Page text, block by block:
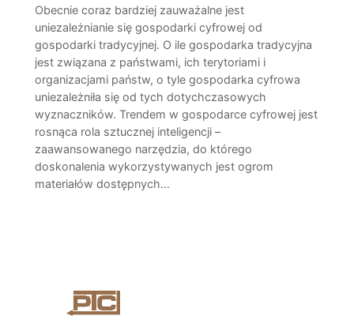
Obecnie coraz bardziej zauważalne jest
uniezależnianie się gospodarki cyfrowej od
gospodarki tradycyjnej. O ile gospodarka tradycyjna
jest związana z państwami, ich terytoriami i
organizacjami państw, o tyle gospodarka cyfrowa
uniezależniła się od tych dotychczasowych
wyznaczników. Trendem w gospodarce cyfrowej jest
rosnąca rola sztucznej inteligencji –
zaawansowanego narzędzia, do którego
doskonalenia wykorzystywanych jest ogrom
materiałów dostępnych…